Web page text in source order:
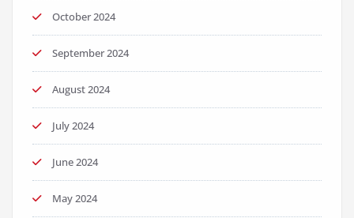
October 2024
September 2024
August 2024
July 2024
June 2024
May 2024